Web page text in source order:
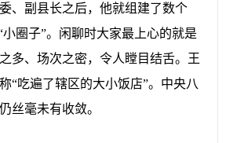
、副县长之后，他就组建了数个
小圈子”。闲聊时大家最上心的就是
多、场次之密，令人瞠目结舌。王
“吃遍了辖区的大小饭店”。中央八
丝毫未有收敛。